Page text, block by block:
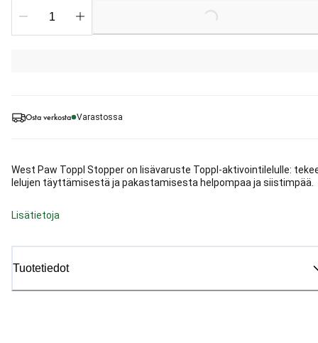
Osta verkosta Varastossa
West Paw Toppl Stopper on lisävaruste Toppl-aktivointilelulle:
lelujen täyttämisestä ja pakastamisesta helpompaa ja siistimpää.
Lisätietoja
Tuotetiedot
Loading...